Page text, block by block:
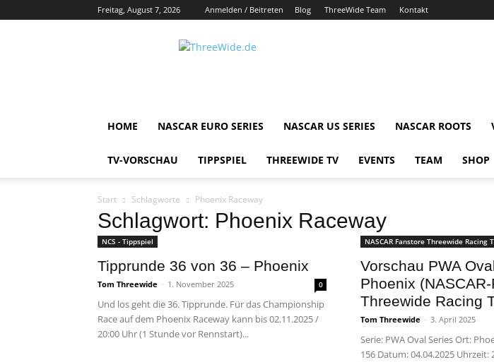
Freitag, August 7, 2026 Anmelden / Beitreten Blog ThreeWide Team Kontakt
ThreeWide.de
HOME NASCAR EURO SERIES NASCAR US SERIES NASCAR ROOTS
TV-VORSCHAU TIPPSPIEL THREEWIDE TV EVENTS TEAM SHOP
Start Schlagworte Phoenix Raceway
Schlagwort: Phoenix Raceway
NCS - Tippspiel
Tipprunde 36 von 36 – Phoenix
Tom Threewide - 1. November 2025 0
Und los geht die 36. Tipprunde. Für das Championship
Race auf dem Phoenix Raceway kann bis 02.11.2025 /
20:00 Uhr (1 Stunde vor Rennstart)...
NASCAR Fanstore Threewide Racing
Vorschau PWA
Phoenix
Threewide Racing
Tom Threewide - 3. April 2025
Serie: PWA Oval Series Ort:
156 Datum: 04.04.2025 Uhrzeit: